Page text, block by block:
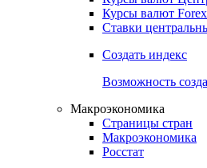
Курсы валют Forex
Ставки
Создать индекс
Возможность
Макроэкономика
Страницы стран
Макроэкономика
Росстат